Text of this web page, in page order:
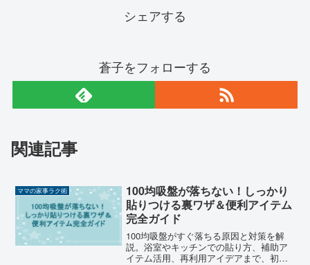
シェアする
蒼子をフォローする
関連記事
ママの家事ラク術
100均吸盤が落ちない！しっかり
貼りつける裏ワザ＆便利アイテム
完全ガイド
100均吸盤がすぐ落ちる原因と対策を解
説。浴室やキッチンでの貼り方、補助ア
イテム活用、再利用アイデアまで、初心